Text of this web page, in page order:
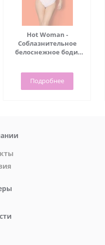
Hot Woman -
Соблазнительное
белоснежное боди,
Подробнее